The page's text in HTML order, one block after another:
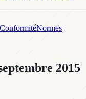
ConformitéNormes
2015